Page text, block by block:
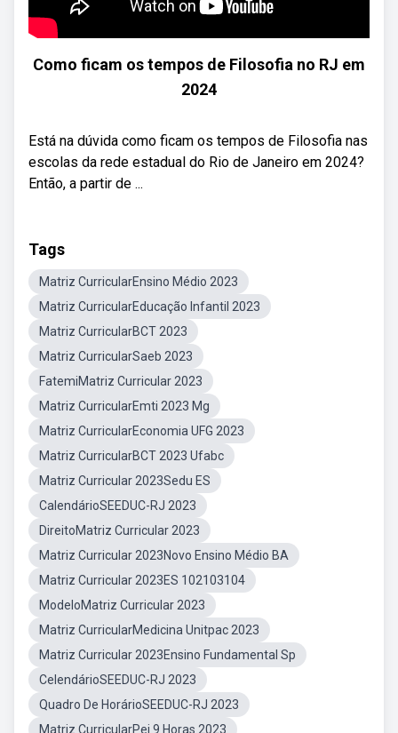
Como ficam os tempos de Filosofia no RJ em
2024
Está na dúvida como ficam os tempos de Filosofia nas
escolas da rede estadual do Rio de Janeiro em 2024?
Então, a partir de ...
Tags
Matriz CurricularEnsino Médio 2023
Matriz CurricularEducação Infantil 2023
Matriz CurricularBCT 2023
Matriz CurricularSaeb 2023
FatemiMatriz Curricular 2023
Matriz CurricularEmti 2023 Mg
Matriz CurricularEconomia UFG 2023
Matriz CurricularBCT 2023 Ufabc
Matriz Curricular 2023Sedu ES
CalendárioSEEDUC-RJ 2023
DireitoMatriz Curricular 2023
Matriz Curricular 2023Novo Ensino Médio BA
Matriz Curricular 2023ES 102103104
ModeloMatriz Curricular 2023
Matriz CurricularMedicina Unitpac 2023
Matriz Curricular 2023Ensino Fundamental Sp
CelendárioSEEDUC-RJ 2023
Quadro De HorárioSEEDUC-RJ 2023
Matriz CurricularPei 9 Horas 2023